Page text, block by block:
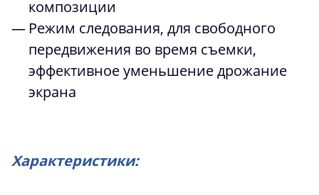
композиции
Режим следования, для свободного
передвижения во время съемки,
эффективное уменьшение дрожание
экрана
Характеристики: